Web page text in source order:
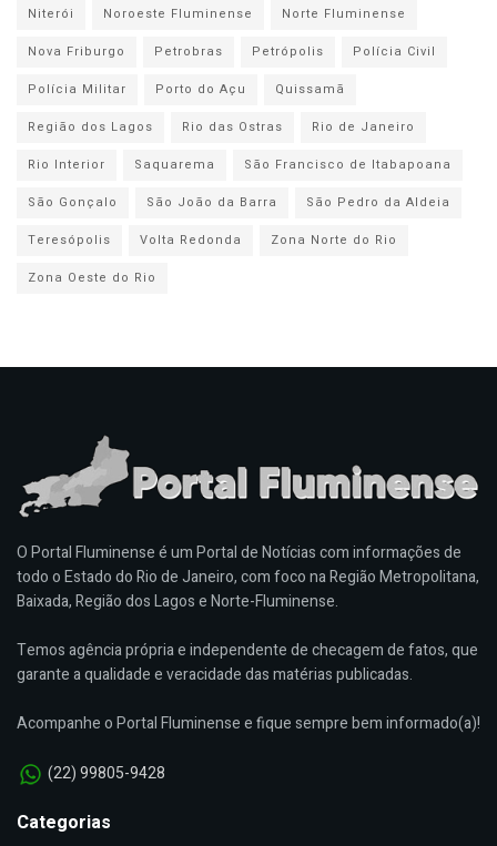
Niterói
Noroeste Fluminense
Norte Fluminense
Nova Friburgo
Petrobras Petrópolis
Polícia Civil
Polícia Militar
Porto do Açu
Quissamã
Região dos Lagos
Rio das Ostras
Rio de Janeiro
Rio Interior
Saquarema
São Francisco de Itabapoana
São Gonçalo
São João da Barra
São Pedro da Aldeia
Teresópolis
Volta Redonda
Zona Norte do Rio
Zona Oeste do Rio
O Portal Fluminense é um Portal de Notícias com informações de
todo o Estado do Rio de Janeiro, com foco na Região Metropolitana,
Baixada, Região dos Lagos e Norte-Fluminense.
Temos agência própria e independente de checagem de fatos, que
garante a qualidade e veracidade das matérias publicadas.
Acompanhe o Portal Fluminense e fique sempre bem informado(a)!
(22) 99805-9428
Categorias